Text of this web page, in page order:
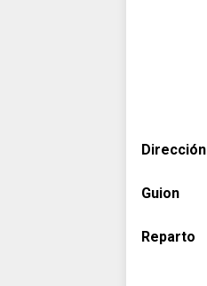
Dirección
Guion
Reparto